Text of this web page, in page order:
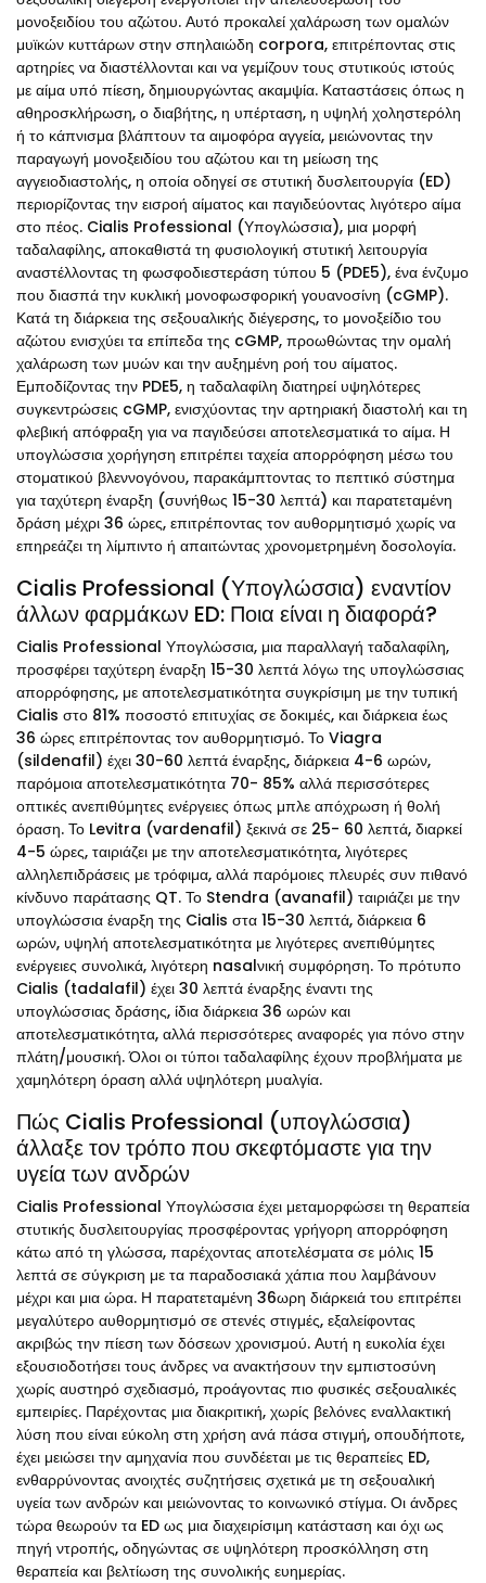
μονοξειδίου του αζώτου. Αυτό προκαλεί χαλάρωση των ομαλών
μυϊκών κυττάρων στην σπηλαιώδη corpora, επιτρέποντας στις
αρτηρίες να διαστέλλονται και να γεμίζουν τους στυτικούς ιστούς
με αίμα υπό πίεση, δημιουργώντας ακαμψία. Καταστάσεις όπως η
αθηροσκλήρωση, ο διαβήτης, η υπέρταση, η υψηλή χοληστερόλη
ή το κάπνισμα βλάπτουν τα αιμοφόρα αγγεία, μειώνοντας την
παραγωγή μονοξειδίου του αζώτου και τη μείωση της
αγγειοδιαστολής, η οποία οδηγεί σε στυτική δυσλειτουργία (ED)
περιορίζοντας την εισροή αίματος και παγιδεύοντας λιγότερο αίμα
στο πέος. Cialis Professional (Υπογλώσσια), μια μορφή
ταδαλαφίλης, αποκαθιστά τη φυσιολογική στυτική λειτουργία
αναστέλλοντας τη φωσφοδιεστεράση τύπου 5 (PDE5), ένα ένζυμο
που διασπά την κυκλική μονοφωσφορική γουανοσίνη (cGMP).
Κατά τη διάρκεια της σεξουαλικής διέγερσης, το μονοξείδιο του
αζώτου ενισχύει τα επίπεδα της cGMP, προωθώντας την ομαλή
χαλάρωση των μυών και την αυξημένη ροή του αίματος.
Εμποδίζοντας την PDE5, η ταδαλαφίλη διατηρεί υψηλότερες
συγκεντρώσεις cGMP, ενισχύοντας την αρτηριακή διαστολή και τη
φλεβική απόφραξη για να παγιδεύσει αποτελεσματικά το αίμα. Η
υπογλώσσια χορήγηση επιτρέπει ταχεία απορρόφηση μέσω του
στοματικού βλεννογόνου, παρακάμπτοντας το πεπτικό σύστημα
για ταχύτερη έναρξη (συνήθως 15-30 λεπτά) και παρατεταμένη
δράση μέχρι 36 ώρες, επιτρέποντας τον αυθορμητισμό χωρίς να
επηρεάζει τη λίμπιντο ή απαιτώντας χρονομετρημένη δοσολογία.
Cialis Professional (Υπογλώσσια) εναντίον
άλλων φαρμάκων ED: Ποια είναι η διαφορά?
Cialis Professional Υπογλώσσια, μια παραλλαγή ταδαλαφίλη,
προσφέρει ταχύτερη έναρξη 15-30 λεπτά λόγω της υπογλώσσιας
απορρόφησης, με αποτελεσματικότητα συγκρίσιμη με την τυπική
Cialis στο 81% ποσοστό επιτυχίας σε δοκιμές, και διάρκεια έως
36 ώρες επιτρέποντας τον αυθορμητισμό. Το Viagra
(sildenafil) έχει 30-60 λεπτά έναρξης, διάρκεια 4-6 ωρών,
παρόμοια αποτελεσματικότητα 70- 85% αλλά περισσότερες
οπτικές ανεπιθύμητες ενέργειες όπως μπλε απόχρωση ή θολή
όραση. Το Levitra (vardenafil) ξεκινά σε 25- 60 λεπτά, διαρκεί
4-5 ώρες, ταιριάζει με την αποτελεσματικότητα, λιγότερες
αλληλεπιδράσεις με τρόφιμα, αλλά παρόμοιες πλευρές συν πιθανό
κίνδυνο παράτασης QT. Το Stendra (avanafil) ταιριάζει με την
υπογλώσσια έναρξη της Cialis στα 15-30 λεπτά, διάρκεια 6
ωρών, υψηλή αποτελεσματικότητα με λιγότερες ανεπιθύμητες
ενέργειες συνολικά, λιγότερη nasalνική συμφόρηση. Το πρότυπο
Cialis (tadalafil) έχει 30 λεπτά έναρξης έναντι της
υπογλώσσιας δράσης, ίδια διάρκεια 36 ωρών και
αποτελεσματικότητα, αλλά περισσότερες αναφορές για πόνο στην
πλάτη/μουσική. Όλοι οι τύποι ταδαλαφίλης έχουν προβλήματα με
χαμηλότερη όραση αλλά υψηλότερη μυαλγία.
Πώς Cialis Professional (υπογλώσσια)
άλλαξε τον τρόπο που σκεφτόμαστε για την
υγεία των ανδρών
Cialis Professional Υπογλώσσια έχει μεταμορφώσει τη θεραπεία
στυτικής δυσλειτουργίας προσφέροντας γρήγορη απορρόφηση
κάτω από τη γλώσσα, παρέχοντας αποτελέσματα σε μόλις 15
λεπτά σε σύγκριση με τα παραδοσιακά χάπια που λαμβάνουν
μέχρι και μια ώρα. Η παρατεταμένη 36ωρη διάρκειά του επιτρέπει
μεγαλύτερο αυθορμητισμό σε στενές στιγμές, εξαλείφοντας
ακριβώς την πίεση των δόσεων χρονισμού. Αυτή η ευκολία έχει
εξουσιοδοτήσει τους άνδρες να ανακτήσουν την εμπιστοσύνη
χωρίς αυστηρό σχεδιασμό, προάγοντας πιο φυσικές σεξουαλικές
εμπειρίες. Παρέχοντας μια διακριτική, χωρίς βελόνες εναλλακτική
λύση που είναι εύκολη στη χρήση ανά πάσα στιγμή, οπουδήποτε,
έχει μειώσει την αμηχανία που συνδέεται με τις θεραπείες ED,
ενθαρρύνοντας ανοιχτές συζητήσεις σχετικά με τη σεξουαλική
υγεία των ανδρών και μειώνοντας το κοινωνικό στίγμα. Οι άνδρες
τώρα θεωρούν τα ED ως μια διαχειρίσιμη κατάσταση και όχι ως
πηγή ντροπής, οδηγώντας σε υψηλότερη προσκόλληση στη
θεραπεία και βελτίωση της συνολικής ευημερίας.